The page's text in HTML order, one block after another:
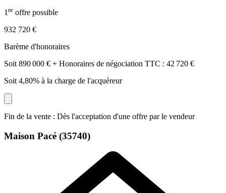
1 re offre possible
932 720 €
Barème d'honoraires
Soit 890 000 € + Honoraires de négociation TTC : 42 720 €
Soit 4,80% à la charge de l'acquéreur
Fin de la vente : Dès l'acceptation d'une offre par le vendeur
Maison Pacé (35740)